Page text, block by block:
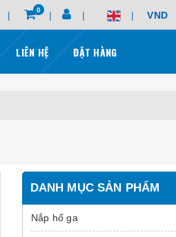
0 VND
LIÊN HỆ ĐẶT HÀNG
DANH MỤC SẢN PHẨM
Nắp hố ga